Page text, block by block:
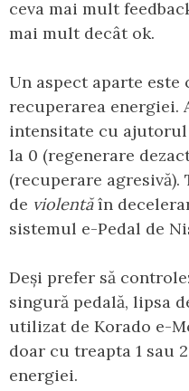
ceva mai mult
mai mult decât ok.
Un aspect aparte
recuperarea energiei.
intensitate cu ajutorul
la 0 (regenerare
(recuperare
de violentăîn
sistemul e-Pedal de
Deși prefer să
singură pedală, lipsa
utilizat de Korado e-
doar cu treapta 1 sau
energiei.